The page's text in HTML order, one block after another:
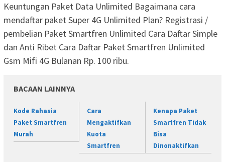
Keuntungan Paket Data Unlimited Bagaimana cara
mendaftar paket Super 4G Unlimited Plan? Registrasi /
pembelian Paket Smartfren Unlimited Cara Daftar Simple
dan Anti Ribet Cara Daftar Paket Smartfren Unlimited
Gsm Mifi 4G Bulanan Rp. 100 ribu.
BACAAN LAINNYA
Kode Rahasia
Paket Smartfren
Murah
Cara
Mengaktifkan
Kuota
Smartfren
Kenapa Paket
Smartfren Tidak
Bisa
Dinonaktifkan